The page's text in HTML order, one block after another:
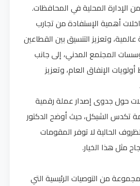
الإدارة المحلية في المحافظات.
أهمية الإستفادة من تجارب
وتعزيز التنسيق بين القطاعين
المجتمع المدني، إلى جانب
الإنفاق العام، وتعزيز
حول جدوى إصدار عملة رقمية
تكدس الشيكل، حيث أوضح الدكتور
الحالية لا توفر المقومات
مثل هذا الخيار.
من التوصيات الرئيسية التي